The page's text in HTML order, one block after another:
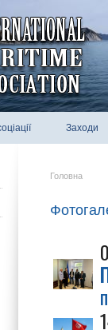
Заходи
Головна